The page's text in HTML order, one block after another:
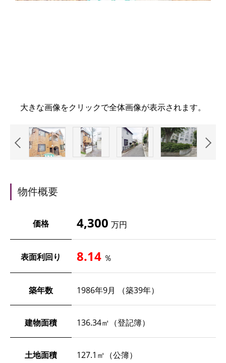
大きな画像をクリックで全体画像が表示されます。
物件概要
価格 4,300 万円
表面利回り 8.14 ％
築年数 1986年9月 （築39年）
建物面積 136.34㎡（登記簿）
土地面積 127.1㎡（公簿）